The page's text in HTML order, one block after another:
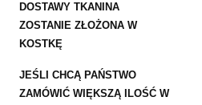
DOSTAWY TKANINA
ZOSTANIE ZŁOŻONA W
KOSTKĘ
JEŚLI CHCĄ PAŃSTWO
ZAMÓWIĆ WIĘKSZĄ ILOŚĆ W